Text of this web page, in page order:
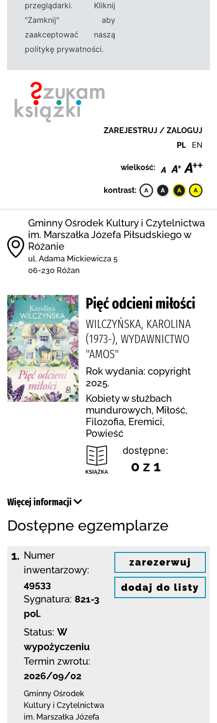
przeglądarki. Kliknij
"Zamknij" aby
zaakceptować naszą
politykę prywatności.
ZAREJESTRUJ / ZALOGUJ
PL EN
wielkość:
kontrast:
Gminny Ośrodek Kultury i Czytelnictwa
im. Marszałka Józefa Piłsudskiego w
Różanie
ul. Adama Mickiewicza 5
06-230 Różan
Pięć odcieni miłości
WILCZYŃSKA, KAROLINA
(1973-), WYDAWNICTWO
"AMOS"
Rok wydania: copyright
2025.
Kobiety w służbach
mundurowych, Miłość,
Filozofia, Eremici,
Powieść
dostępne:
0 z 1
Więcej informacji
Dostępne egzemplarze
1. Numer
inwentarzowy:
49533
Sygnatura: 821-3
pol.
Status: W
wypożyczeniu
Termin zwrotu:
2026/09/02
Gminny Ośrodek
Kultury i Czytelnictwa
im. Marszałka Józefa
zarezerwuj
dodaj do listy